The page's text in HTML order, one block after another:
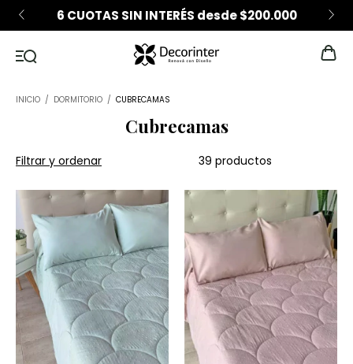
6 CUOTAS SIN INTERÉS desde $200.000
INICIO / DORMITORIO / CUBRECAMAS
Cubrecamas
Filtrar y ordenar 39 productos